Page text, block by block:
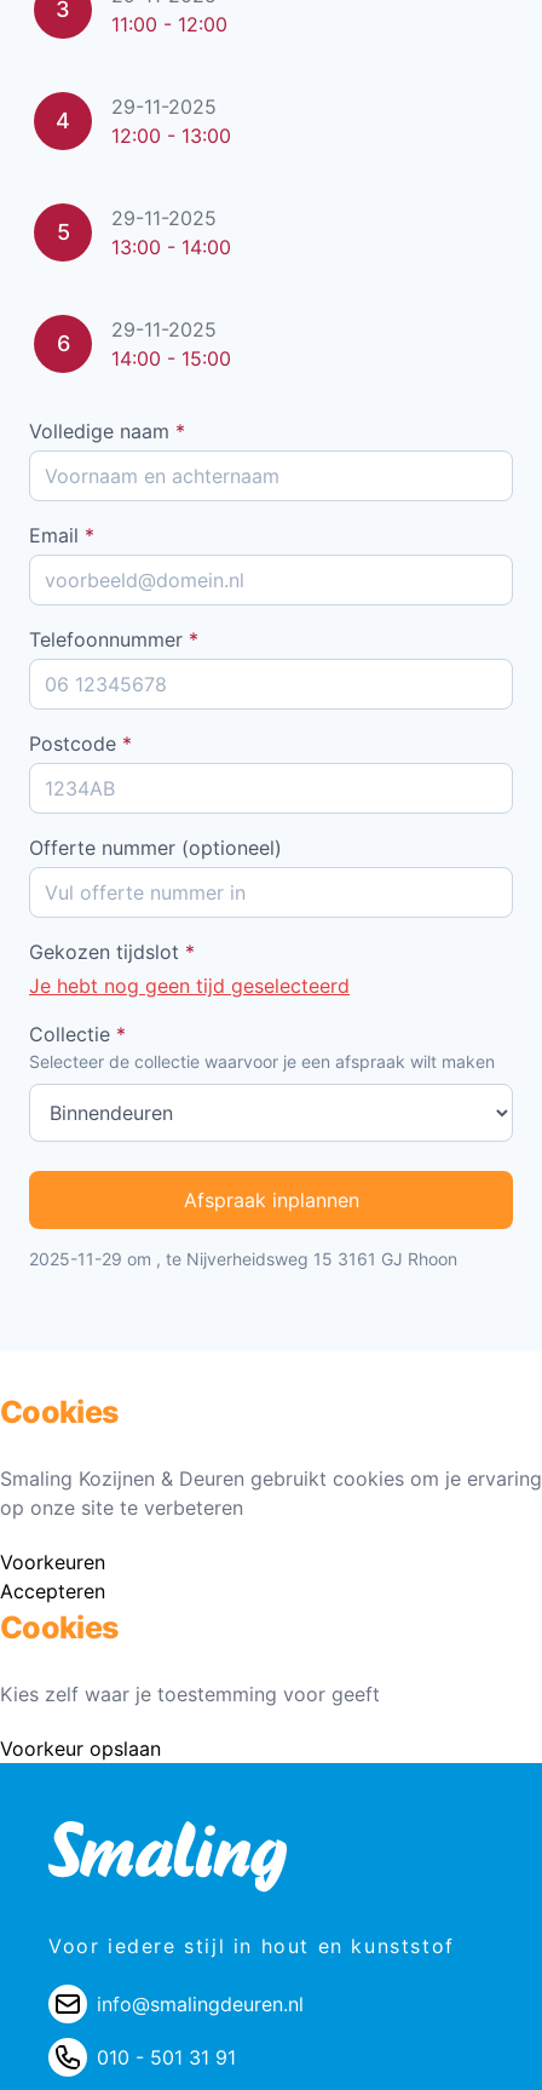
3
11:00 - 12:00
4
29-11-2025
12:00 - 13:00
5
29-11-2025
13:00 - 14:00
6
29-11-2025
14:00 - 15:00
Volledige naam *
Email *
Telefoonnummer *
Postcode *
Offerte nummer (optioneel)
Gekozen tijdslot *
Je hebt nog geen tijd geselecteerd
Collectie *
Selecteer de collectie waarvoor je een afspraak wilt maken
Afspraak inplannen
2025-11-29 om , te Nijverheidsweg 15 3161 GJ Rhoon
Cookies
Smaling Kozijnen & Deuren gebruikt cookies om je ervaring
op onze site te verbeteren
Voorkeuren
Accepteren
Cookies
Kies zelf waar je toestemming voor geeft
Voorkeur opslaan
Voor iedere stijl in hout en kunststof
info@smalingdeuren.nl
010 - 501 31 91